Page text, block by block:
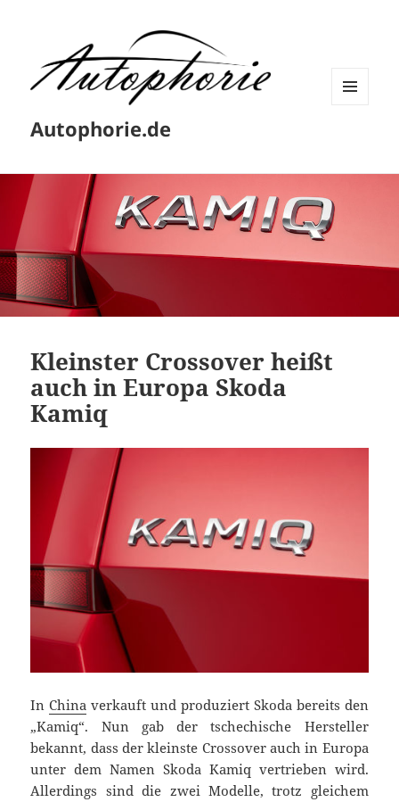
Autophorie.de
Kleinster Crossover heißt
auch in Europa Skoda
Kamiq
InChina verkauft und produziert Skoda bereits den
„Kamiq“. Nun gab der tschechische Hersteller
bekannt, dass der kleinste Crossover auch in Europa
unter dem Namen Skoda Kamiq vertrieben wird.
Allerdings sind die zwei Modelle, trotz gleichem